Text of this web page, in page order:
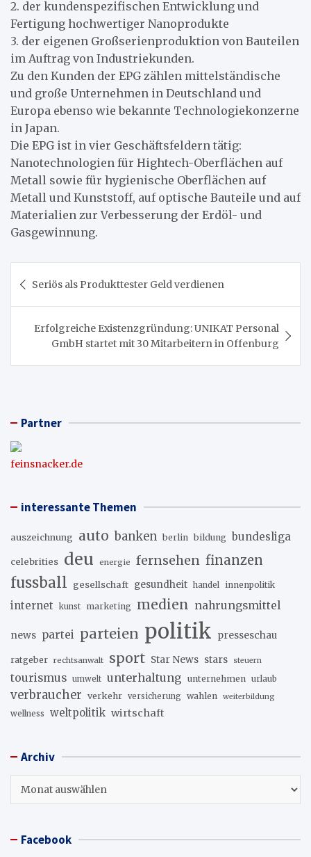
2. der kundenspezifischen Entwicklung und
Fertigung hochwertiger Nanoprodukte
3. der eigenen Großserienproduktion von Bauteilen
im Auftrag von Industriekunden.
Zu den Kunden der EPG zählen mittelständische
und große Unternehmen in Deutschland und
Europa ebenso wie bekannte Technologiekonzerne
in Japan.
Die EPG ist in vier Geschäftsfeldern tätig:
Nanotechnologien für Hightech-Oberflächen auf
Metall sowie für hygienische Oberflächen auf
Metall und Kunststoff, auf optische Bauteile und auf
Materialien zur Verbesserung der Erdöl- und
Gasgewinnung.
Seriös als Produkttester Geld verdienen
Erfolgreiche Existenzgründung: UNIKAT Personal
GmbH startet mit 30 Mitarbeitern in Offenburg
Partner
feinsnacker.de
interessante Themen
auszeichnung auto banken berlin bildung bundesliga
celebrities deu energie fernsehen finanzen
fussball gesellschaft gesundheit handel innenpolitik
internet kunst marketing medien nahrungsmittel
news partei parteien politik presseschau
ratgeber rechtsanwalt sport Star News stars steuern
tourismus umwelt unterhaltung unternehmen urlaub
verbraucher verkehr versicherung wahlen weiterbildung
wellness weltpolitik wirtschaft
Archiv
Facebook